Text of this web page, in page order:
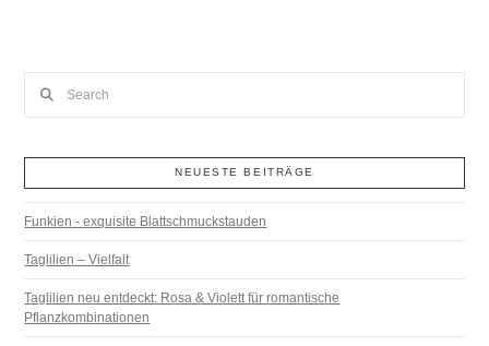
NEUESTE BEITRÄGE
Funkien - exquisite Blattschmuckstauden
Taglilien – Vielfalt
Taglilien neu entdeckt: Rosa & Violett für romantische
Pflanzkombinationen